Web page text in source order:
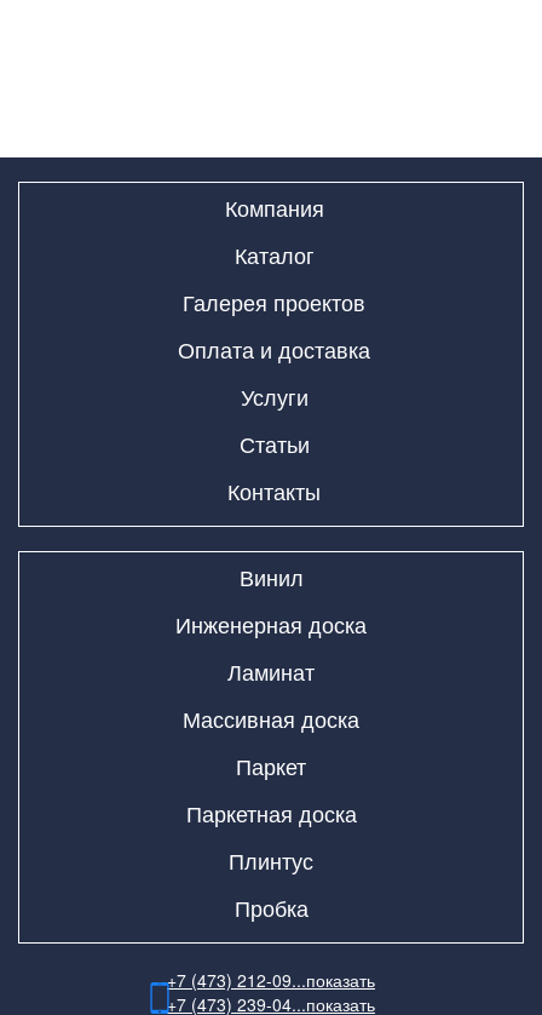
Компания
Каталог
Галерея проектов
Оплата и доставка
Услуги
Статьи
Контакты
Винил
Инженерная доска
Ламинат
Массивная доска
Паркет
Паркетная доска
Плинтус
Пробка
+7 (473) 212-09...показать
+7 (473) 239-04...показать